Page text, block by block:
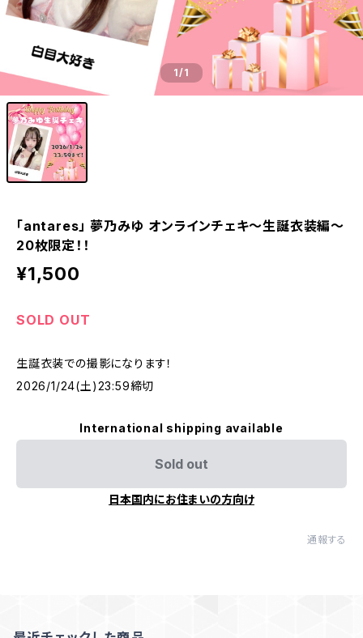
1/1
「antares」 夢乃みゆ オンラインチェキ〜生誕衣装編〜
20枚限定！！
¥1,500
SOLD OUT
生誕衣装での撮影になります！
2026/1/24(土)23:59締切
International shipping available
Sold out
日本国内にお住まいの方向け
通報する